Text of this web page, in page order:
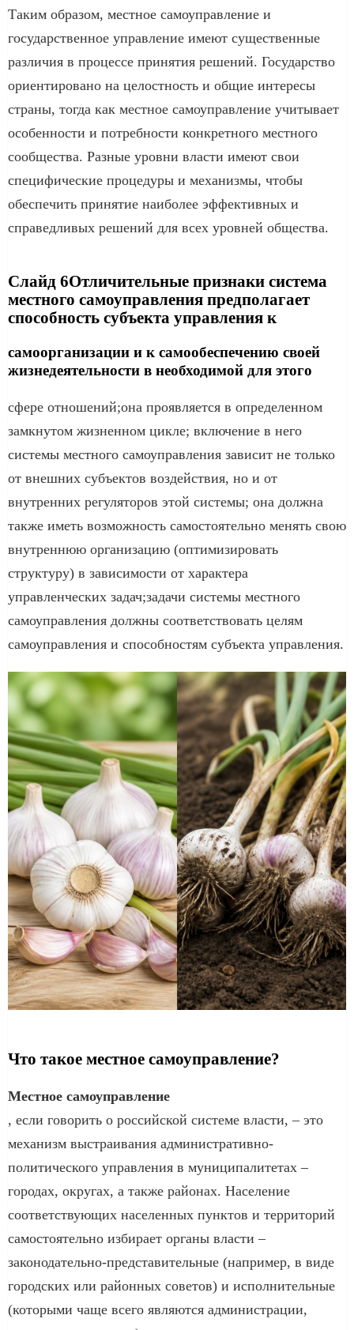
Таким образом, местное самоуправление и
государственное управление имеют существенные
различия в процессе принятия решений. Государство
ориентировано на целостность и общие интересы
страны, тогда как местное самоуправление учитывает
особенности и потребности конкретного местного
сообщества. Разные уровни власти имеют свои
специфические процедуры и механизмы, чтобы
обеспечить принятие наиболее эффективных и
справедливых решений для всех уровней общества.
Слайд 6Отличительные признаки система
местного самоуправления предполагает
способность субъекта управления к
самоорганизации и к самообеспечению своей
жизнедеятельности в необходимой для этого
сфере отношений;она проявляется в определенном
замкнутом жизненном цикле; включение в него
системы местного самоуправления зависит не только
от внешних субъектов воздействия, но и от
внутренних регуляторов этой системы; она должна
также иметь возможность самостоятельно менять свою
внутреннюю организацию (оптимизировать
структуру) в зависимости от характера
управленческих задач;задачи системы местного
самоуправления должны соответствовать целям
самоуправления и способностям субъекта управления.
Что такое местное самоуправление?
Местное самоуправление
, если говорить о российской системе власти, – это
механизм выстраивания административно-
политического управления в муниципалитетах –
городах, округах, а также районах. Население
соответствующих населенных пунктов и территорий
самостоятельно избирает органы власти –
законодательно-представительные (например, в виде
городских или районных советов) и исполнительные
(которыми чаще всего являются администрации,